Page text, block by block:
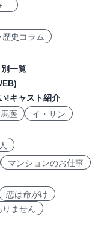
歴史コラム
一覧
!キャスト紹介
馬医
イ・サン
マンションのお仕事
恋は命がけ
ません